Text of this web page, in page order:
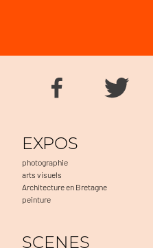
EXPOS
photographie
arts visuels
Architecture en Bretagne
peinture
SCENES